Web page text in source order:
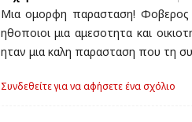
Μια ομορφη παρασταση! Φοβερος
ηθοποιοι μια αμεσοτητα και
ηταν μια καλη παρασταση που τη
Συνδεθείτε για να αφήσετε ένα σχόλιο